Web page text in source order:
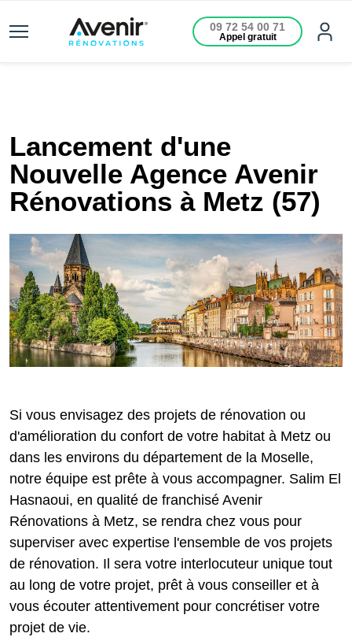
09 72 54 00 71
Appel gratuit
Lancement d'une
Nouvelle Agence Avenir
Rénovations à Metz (57)
Si vous envisagez des projets de rénovation ou
d'amélioration du confort de votre habitat à Metz ou
dans les environs du département de la Moselle,
notre équipe est prête à vous accompagner. Salim El
Hasnaoui, en qualité de franchisé Avenir
Rénovations à Metz, se rendra chez vous pour
superviser avec expertise l'ensemble de vos projets
de rénovation. Il sera votre interlocuteur unique tout
au long de votre projet, prêt à vous conseiller et à
vous écouter attentivement pour concrétiser votre
projet de vie.